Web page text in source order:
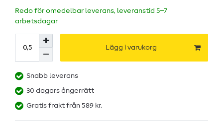
Redo för omedelbar leverans, leveranstid 5–7
arbetsdagar
Lägg i varukorg
Snabb leverans
30 dagars ångerrätt
Gratis frakt från 589 kr.